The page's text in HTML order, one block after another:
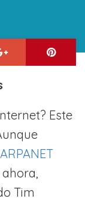
Este
ARPANET
Tim